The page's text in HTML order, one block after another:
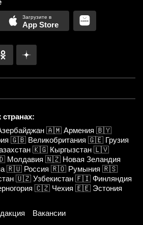
App Store
🇦🇲 Армения 🇧🇾
🇬🇧 Великобритания 🇬🇪 Грузия
🇰🇬 Кыргызстан 🇱🇻
Молдавия 🇳🇿 Новая Зеландия
🇷🇺 Россия 🇷🇴 Румыния 🇷🇸
🇺🇿 Узбекистан 🇫🇮 Финляндия
🇨🇿 Чехия 🇪🇪 Эстония
Вакансии